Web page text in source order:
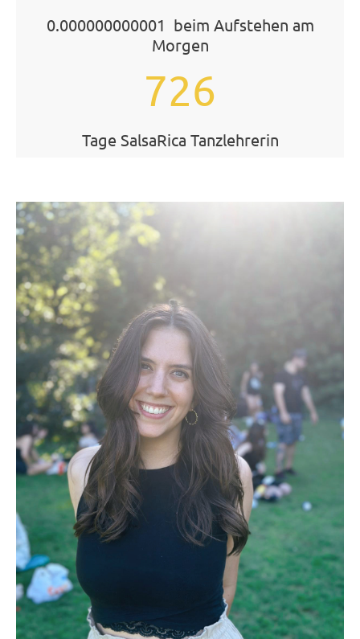
0.000000000001 beim Aufstehen am
Morgen
726
Tage SalsaRica Tanzlehrerin